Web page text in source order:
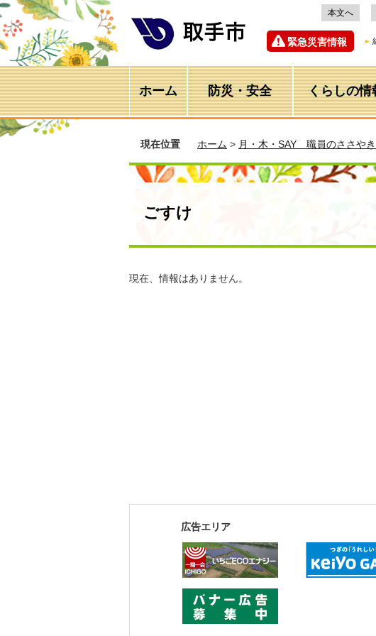
本文へ
緊急災害情報
ホーム 防災・安全 くらしの情
現在位置 ホーム > 月・木・SAY 職員のささやき
ごすけ
現在、情報はありません。
広告エリア